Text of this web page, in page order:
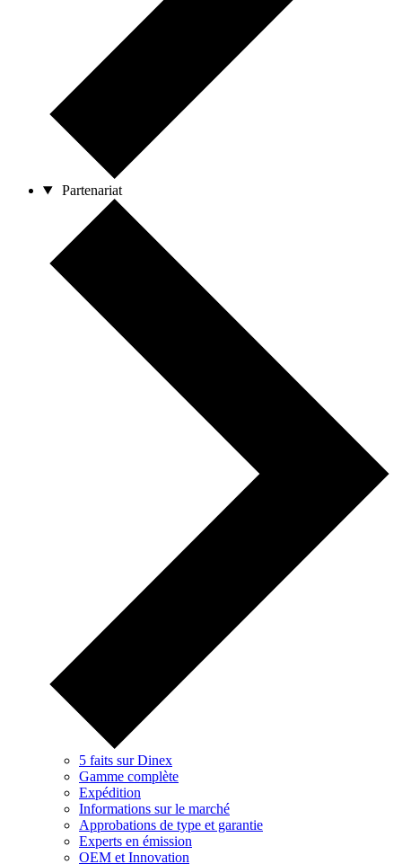
Partenariat
5 faits sur Dinex
Gamme complète
Expédition
Informations sur le marché
Approbations de type et garantie
Experts en émission
OEM et Innovation